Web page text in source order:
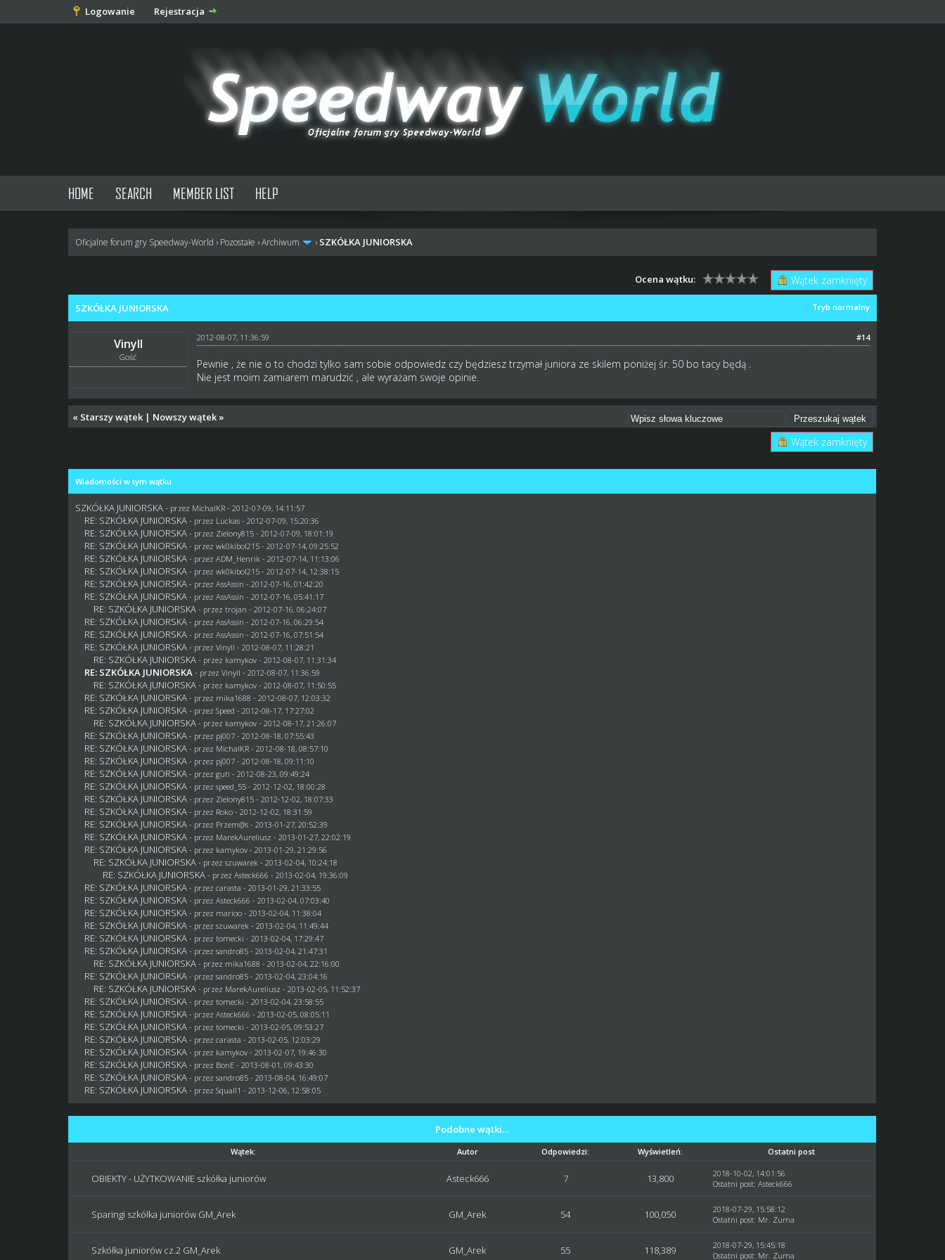
Logowanie Rejestracja
HOME SEARCH MEMBER LIST HELP
Oficjalne forum gry Speedway-World › Pozostałe ›Archiwum › SZKÓŁKA JUNIORSKA
Wątek zamknięty
Ocena wątku:
Tryb normalny
SZKÓŁKA JUNIORSKA
Vinyll
Gość
#14
2012-08-07, 11:36:59
Pewnie , że nie o to chodzi tylko sam sobie odpowiedz czy będziesz trzymał juniora ze skilem poniżej śr. 50 bo tacy będą .
Nie jest moim zamiarem marudzić , ale wyrażam swoje opinie.
« Starszy wątek | Nowszy wątek »
Wątek zamknięty
Wiadomości w tym wątku
SZKÓŁKA JUNIORSKA - przez MichalKR - 2012-07-09, 14:11:57
RE: SZKÓŁKA JUNIORSKA - przez Luckas - 2012-07-09, 15:20:36
RE: SZKÓŁKA JUNIORSKA - przez Zielony815 - 2012-07-09, 18:01:19
RE: SZKÓŁKA JUNIORSKA - przezwk0kibol215 - 2012-07-14, 09:25:52
RE: SZKÓŁKA JUNIORSKA - przezADM_Henrik - 2012-07-14, 11:13:06
RE: SZKÓŁKA JUNIORSKA - przezwk0kibol215 - 2012-07-14, 12:38:15
RE: SZKÓŁKA JUNIORSKA - przez AssAssin - 2012-07-16, 01:42:20
RE: SZKÓŁKA JUNIORSKA - przez AssAssin - 2012-07-16, 05:41:17
RE: SZKÓŁKA JUNIORSKA - przeztrojan - 2012-07-16, 06:24:07
RE: SZKÓŁKA JUNIORSKA - przez AssAssin - 2012-07-16, 06:29:54
RE: SZKÓŁKA JUNIORSKA - przez AssAssin - 2012-07-16, 07:51:54
RE: SZKÓŁKA JUNIORSKA - przez Vinyll - 2012-08-07, 11:28:21
RE: SZKÓŁKA JUNIORSKA - przez kamykov - 2012-08-07, 11:31:34
RE: SZKÓŁKA JUNIORSKA - przez Vinyll - 2012-08-07, 11:36:59
RE: SZKÓŁKA JUNIORSKA - przez kamykov - 2012-08-07, 11:50:55
RE: SZKÓŁKA JUNIORSKA - przez mika1688 - 2012-08-07, 12:03:32
RE: SZKÓŁKA JUNIORSKA - przezSpeed - 2012-08-17, 17:27:02
RE: SZKÓŁKA JUNIORSKA - przez kamykov - 2012-08-17, 21:26:07
RE: SZKÓŁKA JUNIORSKA - przez pj007 - 2012-08-18, 07:55:43
RE: SZKÓŁKA JUNIORSKA - przez MichalKR - 2012-08-18, 08:57:10
RE: SZKÓŁKA JUNIORSKA - przez pj007 - 2012-08-18, 09:11:10
RE: SZKÓŁKA JUNIORSKA - przezguti - 2012-08-23, 09:49:24
RE: SZKÓŁKA JUNIORSKA - przez speed_55 - 2012-12-02, 18:00:28
RE: SZKÓŁKA JUNIORSKA - przez Zielony815 - 2012-12-02, 18:07:33
RE: SZKÓŁKA JUNIORSKA - przez Roko - 2012-12-02, 18:31:59
RE: SZKÓŁKA JUNIORSKA - przez Przem@s - 2013-01-27, 20:52:39
RE: SZKÓŁKA JUNIORSKA - przez MarekAureliusz - 2013-01-27, 22:02:19
RE: SZKÓŁKA JUNIORSKA - przez kamykov - 2013-01-29, 21:29:56
RE: SZKÓŁKA JUNIORSKA - przezszuwarek - 2013-02-04, 10:24:18
RE: SZKÓŁKA JUNIORSKA - przez Asteck666 - 2013-02-04, 19:36:09
RE: SZKÓŁKA JUNIORSKA - przezcarasta - 2013-01-29, 21:33:55
RE: SZKÓŁKA JUNIORSKA - przez Asteck666 - 2013-02-04, 07:03:40
RE: SZKÓŁKA JUNIORSKA - przez marioo - 2013-02-04, 11:38:04
RE: SZKÓŁKA JUNIORSKA - przezszuwarek - 2013-02-04, 11:49:44
RE: SZKÓŁKA JUNIORSKA - przeztomecki - 2013-02-04, 17:29:47
RE: SZKÓŁKA JUNIORSKA - przezsandro85 - 2013-02-04, 21:47:31
RE: SZKÓŁKA JUNIORSKA - przez mika1688 - 2013-02-04, 22:16:00
RE: SZKÓŁKA JUNIORSKA - przezsandro85 - 2013-02-04, 23:04:16
RE: SZKÓŁKA JUNIORSKA - przez MarekAureliusz - 2013-02-05, 11:52:37
RE: SZKÓŁKA JUNIORSKA - przeztomecki - 2013-02-04, 23:58:55
RE: SZKÓŁKA JUNIORSKA - przez Asteck666 - 2013-02-05, 08:05:11
RE: SZKÓŁKA JUNIORSKA - przeztomecki - 2013-02-05, 09:53:27
RE: SZKÓŁKA JUNIORSKA - przezcarasta - 2013-02-05, 12:03:29
RE: SZKÓŁKA JUNIORSKA - przez kamykov - 2013-02-07, 19:46:30
RE: SZKÓŁKA JUNIORSKA - przez BonE - 2013-08-01, 09:43:30
RE: SZKÓŁKA JUNIORSKA - przezsandro85 - 2013-08-04, 16:49:07
RE: SZKÓŁKA JUNIORSKA - przezSquall1 - 2013-12-06, 12:58:05
Podobne wątki…
Wątek: Autor Odpowiedzi: Wyświetleń: Ostatni post
OBIEKTY - UŻYTKOWANIE szkółka juniorów Asteck666 7 13,800
2018-10-02, 14:01:56
Ostatni post:Asteck666
Sparingi szkółka juniorów GM_Arek GM_Arek 54 100,050
2018-07-29, 15:58:12
Ostatni post: Mr. Zuma
Szkółka juniorów cz.2 GM_Arek GM_Arek 55 118,389
2018-07-29, 15:45:18
Ostatni post: Mr. Zuma